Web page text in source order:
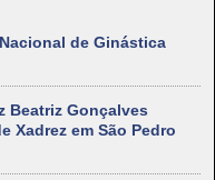
de Ginástica
Beatriz Gonçalves
Xadrez em São Pedro